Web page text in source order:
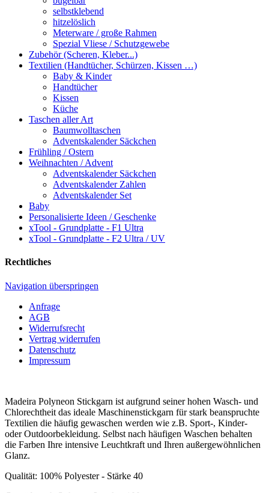
selbstklebend
hitzelöslich
Meterware / große Rahmen
Spezial Vliese / Schutzgewebe
Zubehör (Scheren, Kleber...)
Textilien (Handtücher, Schürzen, Kissen …)
Baby & Kinder
Handtücher
Kissen
Küche
Taschen aller Art
Baumwolltaschen
Adventskalender Säckchen
Frühling / Ostern
Weihnachten / Advent
Adventskalender Säckchen
Adventskalender Zahlen
Adventskalender Set
Baby
Personalisierte Ideen / Geschenke
xTool - Grundplatte - F1 Ultra
xTool - Grundplatte - F2 Ultra / UV
Rechtliches
Navigation überspringen
Anfrage
AGB
Widerrufsrecht
Vertrag widerrufen
Datenschutz
Impressum
Madeira Polyneon Stickgarn ist aufgrund seiner hohen Wasch- und
Chlorechtheit das ideale Maschinenstickgarn für stark beanspruchte
Textilien die häufig gewaschen werden wie z.B. Sport-, Kinder-
oder Outdoorbekleidung. Selbst nach häufigen Waschen behalten
die Farben Ihre intensive Leuchtkraft und Ihren außergewöhnlichen
Glanz.
Qualität: 100% Polyester - Stärke 40